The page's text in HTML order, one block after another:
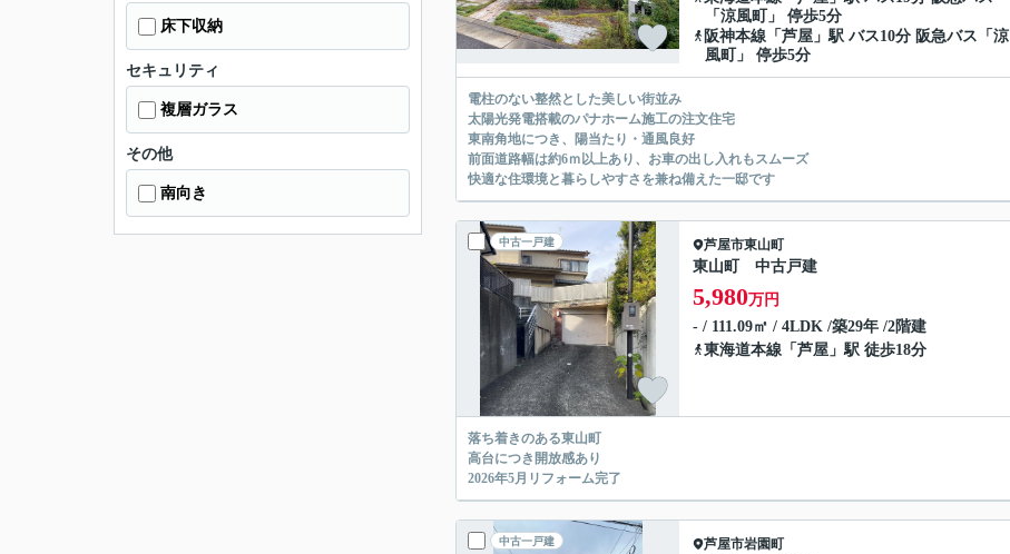
「涼風町」 停歩5分
阪神本線 「 芦屋 」駅 バス10分 阪急バス「涼
風町」 停歩5分
電柱のない整然とした美しい街並み
太陽光発電搭載のパナホーム施工の注文住宅
東南角地につき、陽当たり・通風良好
前面道路幅は約6ｍ以上あり、お車の出し入れもスムーズ
快適な住環境と暮らしやすさを兼ね備えた一邸です
中古一戸建 芦屋市東山町
東山町 中古戸建
5,980万円
- / 111.09㎡ / 4LDK /築29年 /2階建
東海道本線 「 芦屋 」駅 徒歩18分
落ち着きのある東山町
高台につき開放感あり
2026年5月リフォーム完了
中古一戸建 芦屋市岩園町
床下収納
セキュリティ
複層ガラス
その他
南向き